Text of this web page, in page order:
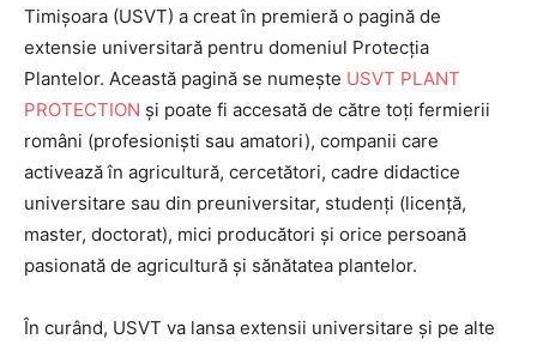
Timișoara (USVT) a creat în premieră o pagină de
extensie universitară pentru domeniul Protecția
Plantelor. Această pagină se numește USVT PLANT
PROTECTION și poate fi accesată de către toți fermierii
români (profesioniști sau amatori), companii care
activează în agricultură, cercetători, cadre didactice
universitare sau din preuniversitar, studenți (licență,
master, doctorat), mici producători și orice persoană
pasionată de agricultură și sănătatea plantelor.
În curând, USVT va lansa extensii universitare și pe alte